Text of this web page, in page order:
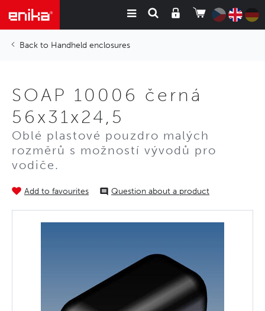
Handheld enclosures
SOAP 10006 černá
56x31x24,5
Oblé plastové pouzdro malých
rozměrů s možností vývodů pro
vodiče.
Add to favourites Question about a product